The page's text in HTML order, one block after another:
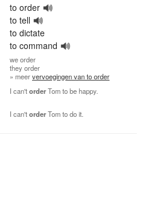
to order
to tell
to dictate
to command
weorder
they order
» meervervoegingen van to order
I can'torderTom to be happy.
I can'torderTom to do it.